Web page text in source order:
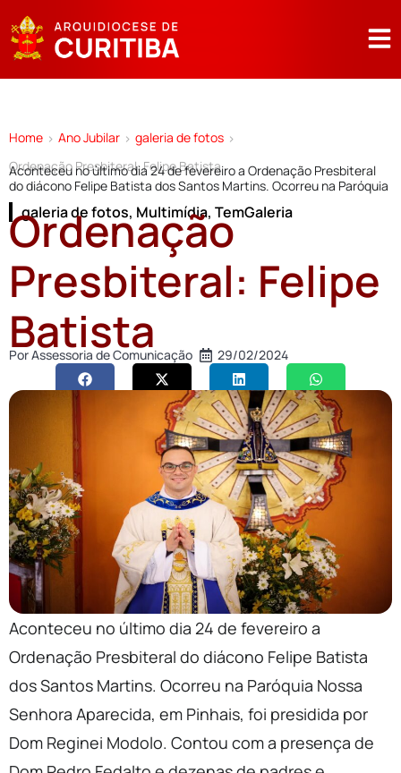
Home > Ano Jubilar > galeria de fotos >
Ordenação Presbiteral: Felipe Batista
Aconteceu no último dia 24 de fevereiro a Ordenação Presbiteral
do diácono Felipe Batista dos Santos Martins. Ocorreu na Paróquia
galeria de fotos, Multimídia, TemGaleria
Ordenação
Presbiteral: Felipe
Batista
PorAssessoria de Comunicação 29/02/2024
Aconteceu no último dia 24 de fevereiro a
Ordenação Presbiteral do diácono Felipe Batista
dos Santos Martins. Ocorreu na Paróquia Nossa
Senhora Aparecida, em Pinhais, foi presidida por
Dom Reginei Modolo. Contou com a presença de